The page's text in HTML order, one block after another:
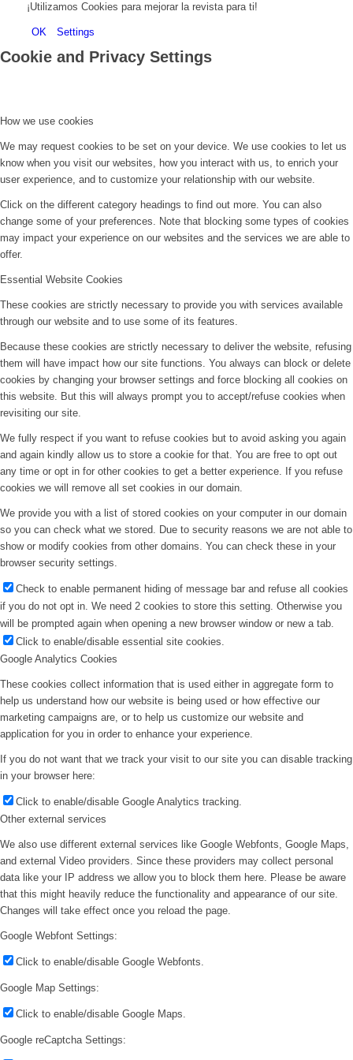
¡Utilizamos Cookies para mejorar la revista para ti!
OK Settings
Cookie and Privacy Settings
How we use cookies
We may request cookies to be set on your device. We use cookies to let us
know when you visit our websites, how you interact with us, to enrich your
user experience, and to customize your relationship with our website.
Click on the different category headings to find out more. You can also
change some of your preferences. Note that blocking some types of cookies
may impact your experience on our websites and the services we are able to
offer.
Essential Website Cookies
These cookies are strictly necessary to provide you with services available
through our website and to use some of its features.
Because these cookies are strictly necessary to deliver the website, refusing
them will have impact how our site functions. You always can block or delete
cookies by changing your browser settings and force blocking all cookies on
this website. But this will always prompt you to accept/refuse cookies when
revisiting our site.
We fully respect if you want to refuse cookies but to avoid asking you again
and again kindly allow us to store a cookie for that. You are free to opt out
any time or opt in for other cookies to get a better experience. If you refuse
cookies we will remove all set cookies in our domain.
We provide you with a list of stored cookies on your computer in our domain
so you can check what we stored. Due to security reasons we are not able to
show or modify cookies from other domains. You can check these in your
browser security settings.
Check to enable permanent hiding of message bar and refuse all cookies
if you do not opt in. We need 2 cookies to store this setting. Otherwise you
will be prompted again when opening a new browser window or new a tab.
Click to enable/disable essential site cookies.
Google Analytics Cookies
These cookies collect information that is used either in aggregate form to
help us understand how our website is being used or how effective our
marketing campaigns are, or to help us customize our website and
application for you in order to enhance your experience.
If you do not want that we track your visit to our site you can disable tracking
in your browser here:
Click to enable/disable Google Analytics tracking.
Other external services
We also use different external services like Google Webfonts, Google Maps,
and external Video providers. Since these providers may collect personal
data like your IP address we allow you to block them here. Please be aware
that this might heavily reduce the functionality and appearance of our site.
Changes will take effect once you reload the page.
Google Webfont Settings:
Click to enable/disable Google Webfonts.
Google Map Settings:
Click to enable/disable Google Maps.
Google reCaptcha Settings: